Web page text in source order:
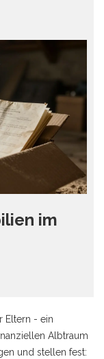
im
Eltern - ein
Albtraum
und stellen fest: